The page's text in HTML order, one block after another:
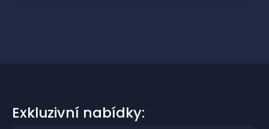
Exkluzivní nabídky: